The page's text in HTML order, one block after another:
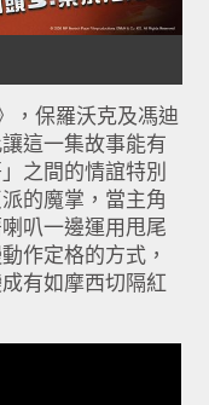
，保羅沃克及馮迪
這一集故事能有
之間的情誼特別
的魔掌，當主角
叭一邊運用甩尾
作定格的方式，
有如摩西切隔紅